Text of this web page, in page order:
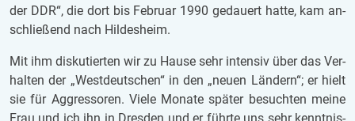
der DDR“, die dort bis Fe­bru­ar 1990 ge­dau­ert hatte, kam an­
schlie­ßend nach Hil­des­heim.
Mit ihm dis­ku­tier­ten wir zu Hause sehr in­ten­siv über das Ver­
hal­ten der „West­deut­schen“ in den „neuen Län­dern“; er hielt
sie für Ag­gres­so­ren. Viele Mo­na­te spä­ter be­such­ten meine